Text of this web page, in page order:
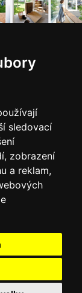
sledovací
zobrazení
a reklam,
velocity